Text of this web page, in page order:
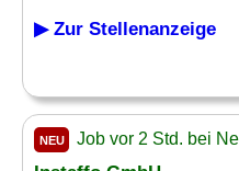
▶ Zur Stellenanzeige
NEU Job vor 2 Std. bei